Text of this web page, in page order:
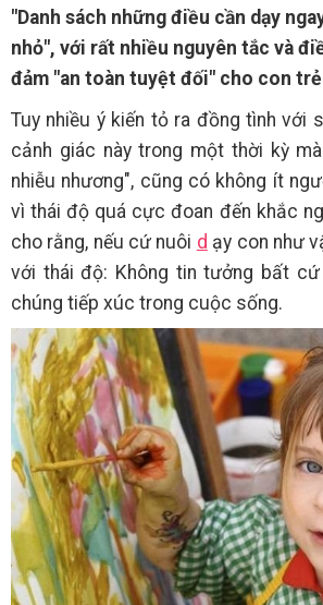
"Danh sách những điều cần dạy
nhỏ", với rất nhiều nguyên tắc và
đảm "an toàn tuyệt đối" cho con
Tuy nhiều ý kiến tỏ ra đồng tình với
cảnh giác này trong một thời kỳ
nhiễu nhương", cũng có không ít
vì thái độ quá cực đoan đến khắc
cho rằng, nếu cứ nuôi d ạy con như
với thái độ: Không tin tưởng bất
chúng tiếp xúc trong cuộc sống.